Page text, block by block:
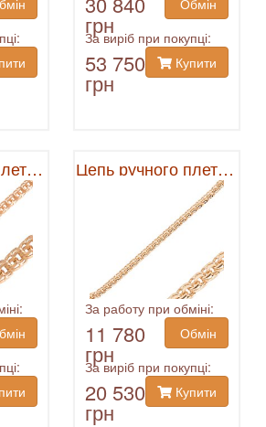
грн
Обмін
За виріб при покупці:
53 750
грн
Купити
Цепь ручного плетения Цепь ручного плетения
За работу при обміні:
11 780
грн
Обмін
За виріб при покупці:
20 530
грн
Купити